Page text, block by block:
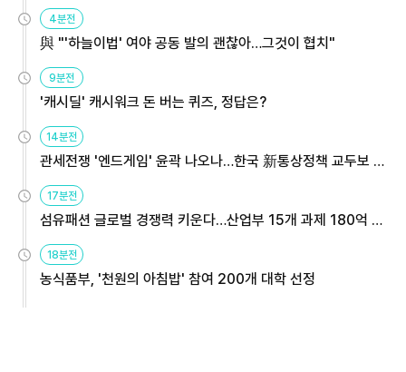
4분전
與 "'하늘이법' 여야 공동 발의 괜찮아…그것이 협치"
9분전
'캐시딜' 캐시워크 돈 버는 퀴즈, 정답은?
14분전
관세전쟁 '엔드게임' 윤곽 나오나…한국 新통상정책 교두보 활
17분전
섬유패션 글로벌 경쟁력 키운다…산업부 15개 과제 180억 지
18분전
농식품부, '천원의 아침밥' 참여 200개 대학 선정